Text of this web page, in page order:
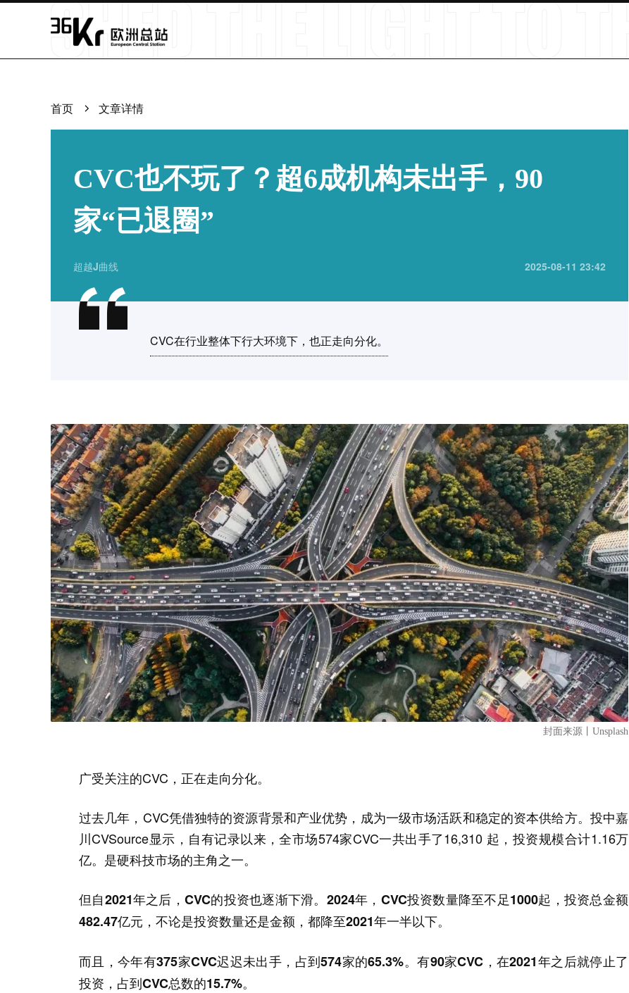
首页 文章详情
CVC也不玩了？超6成机构未出手，90
家“已退圈”
超越J曲线 2025-08-11 23:42
CVC在行业整体下行大环境下，也正走向分化。
封面来源丨Unsplash
广受关注的CVC，正在走向分化。
过去几年，CVC凭借独特的资源背景和产业优势，成为一级市场活跃和稳定的资本供给方。投中嘉
川CVSource显示，自有记录以来，全市场574家CVC一共出手了16,310 起，投资规模合计1.16万
亿。是硬科技市场的主角之一。
但自2021年之后，CVC的投资也逐渐下滑。2024年，CVC投资数量降至不足1000起，投资总金额
482.47亿元，不论是投资数量还是金额，都降至2021年一半以下。
而且，今年有375家CVC迟迟未出手，占到574家的65.3%。有90家CVC，在2021年之后就停止了
投资，占到CVC总数的15.7%。